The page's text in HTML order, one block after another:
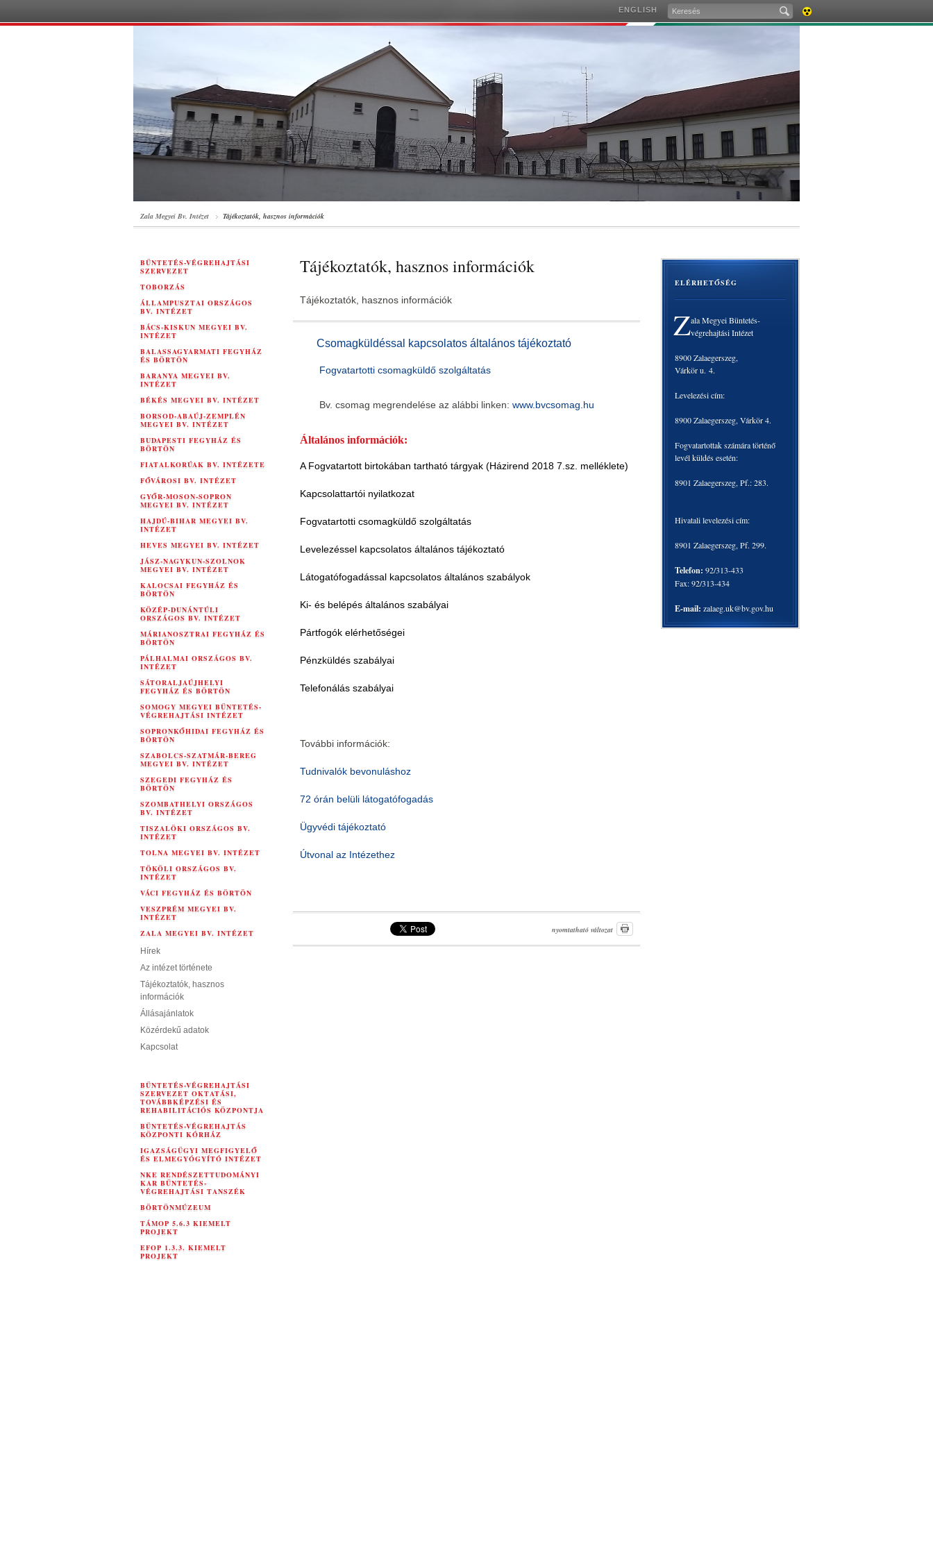
ENGLISH
Zala Megyei Bv. Intézet Tájékoztatók, hasznos információk
BÜNTETÉS-VÉGREHAJTÁSI
SZERVEZET
TOBORZÁS
ÁLLAMPUSZTAI ORSZÁGOS
BV. INTÉZET
BÁCS-KISKUN MEGYEI BV.
INTÉZET
BALASSAGYARMATI FEGYHÁZ
ÉS BÖRTÖN
BARANYA MEGYEI BV.
INTÉZET
BÉKÉS MEGYEI BV. INTÉZET
BORSOD-ABAÚJ-ZEMPLÉN
MEGYEI BV. INTÉZET
BUDAPESTI FEGYHÁZ ÉS
BÖRTÖN
FIATALKORÚAK BV. INTÉZETE
FŐVÁROSI BV. INTÉZET
GYŐR-MOSON-SOPRON
MEGYEI BV. INTÉZET
HAJDÚ-BIHAR MEGYEI BV.
INTÉZET
HEVES MEGYEI BV. INTÉZET
JÁSZ-NAGYKUN-SZOLNOK
MEGYEI BV. INTÉZET
KALOCSAI FEGYHÁZ ÉS
BÖRTÖN
KÖZÉP-DUNÁNTÚLI
ORSZÁGOS BV. INTÉZET
MÁRIANOSZTRAI FEGYHÁZ ÉS
BÖRTÖN
PÁLHALMAI ORSZÁGOS BV.
INTÉZET
SÁTORALJAÚJHELYI
FEGYHÁZ ÉS BÖRTÖN
SOMOGY MEGYEI BÜNTETÉS-
VÉGREHAJTÁSI INTÉZET
SOPRONKŐHIDAI FEGYHÁZ ÉS
BÖRTÖN
SZABOLCS-SZATMÁR-BEREG
MEGYEI BV. INTÉZET
SZEGEDI FEGYHÁZ ÉS
BÖRTÖN
SZOMBATHELYI ORSZÁGOS
BV. INTÉZET
TISZALÖKI ORSZÁGOS BV.
INTÉZET
TOLNA MEGYEI BV. INTÉZET
TÖKÖLI ORSZÁGOS BV.
INTÉZET
VÁCI FEGYHÁZ ÉS BÖRTÖN
VESZPRÉM MEGYEI BV.
INTÉZET
ZALA MEGYEI BV. INTÉZET
Hírek
Az intézet története
Tájékoztatók, hasznos
információk
Állásajánlatok
Közérdekű adatok
Kapcsolat
BÜNTETÉS-VÉGREHAJTÁSI
SZERVEZET OKTATÁSI,
TOVÁBBKÉPZÉSI ÉS
REHABILITÁCIÓS KÖZPONTJA
BÜNTETÉS-VÉGREHAJTÁS
KÖZPONTI KÓRHÁZ
IGAZSÁGÜGYI MEGFIGYELŐ
ÉS ELMEGYÓGYÍTÓ INTÉZET
NKE RENDÉSZETTUDOMÁNYI
KAR BÜNTETÉS-
VÉGREHAJTÁSI TANSZÉK
BÖRTÖNMÚZEUM
TÁMOP 5.6.3 KIEMELT
PROJEKT
EFOP 1.3.3. KIEMELT
PROJEKT
Tájékoztatók, hasznos információk
Tájékoztatók, hasznos információk
Csomagküldéssal kapcsolatos általános tájékoztató
Fogvatartotti csomagküldő szolgáltatás
Bv. csomag megrendelése az alábbi linken: www.bvcsomag.hu
Általános információk:
A Fogvatartott birtokában tartható tárgyak (Házirend 2018 7.sz. melléklete)
Kapcsolattartói nyilatkozat
Fogvatartotti csomagküldő szolgáltatás
Levelezéssel kapcsolatos általános tájékoztató
Látogatófogadással kapcsolatos általános szabályok
Ki- és belépés általános szabályai
Pártfogók elérhetőségei
Pénzküldés szabályai
Telefonálás szabályai
További információk:
Tudnivalók bevonuláshoz
72 órán belüli látogatófogadás
Ügyvédi tájékoztató
Útvonal az Intézethez
nyomtatható változat
ELÉRHETŐSÉG
Zala Megyei Büntetés-
végrehajtási Intézet
8900 Zalaegerszeg,
Várkör u. 4.
Levelezési cím:
8900 Zalaegerszeg, Várkör 4.
Fogvatartottak számára történő
levél küldés esetén:
8901 Zalaegerszeg, Pf.: 283.
Hivatali levelezési cím:
8901 Zalaegerszeg, Pf. 299.
Telefon: 92/313-433
Fax: 92/313-434
E-mail: zalaeg.uk@bv.gov.hu